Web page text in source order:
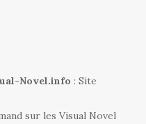
Novel.info : Site
sur les Visual Novel